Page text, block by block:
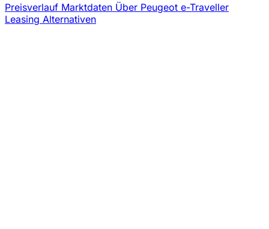
Preisverlauf Marktdaten Über Peugeot e-Traveller
Leasing Alternativen